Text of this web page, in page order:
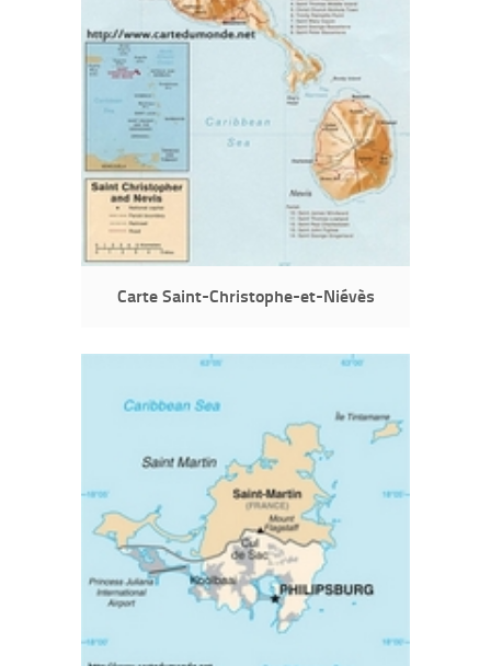
Carte Saint-Christophe-et-Niévès